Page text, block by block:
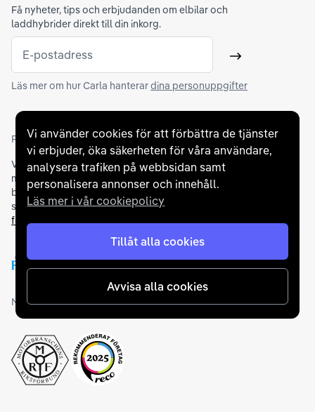
Vi använder cookies för att förbättra de tjänster
vi erbjuder, öka säkerheten för våra användare,
analysera trafiken på webbsidan samt
personalisera annonser och innehåll.
Läs mer i vår cookiepolicy
Tillåt alla cookies
Avvisa alla cookies
Få nyheter, tips och erbjudanden om elbilar och
laddhybrider direkt till din inkorg.
E-postadress Skicka
Läs mer om hur Carla hanterardina personuppgifter
Partners och betallösningar
Vi samarbetar medflertalet banker för att erbjuda dig bästa
möjliga finansieringslösning och stödjer en rad olika
betalningsmetoder. För att du ska känna dig trygg vid ditt köp
samarbetar vi med Folksam och AutoConcept gällande
försäkringar och garantier.
Medlemskap och utmärkelser